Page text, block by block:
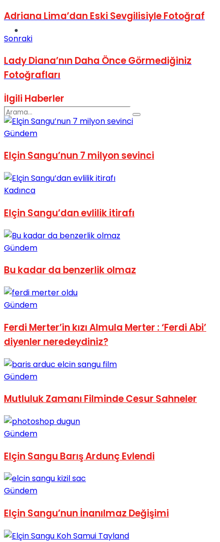
No Result
Adriana Lima’dan Eski Sevgilisiyle Fotoğraf
Sonraki
Lady Diana’nın Daha Önce Görmediğiniz
Fotoğrafları
İlgili Haberler
Gündem
Elçin Sangu’nun 7 milyon sevinci
Kadınca
Elçin Sangu’dan evlilik itirafı
Gündem
Bu kadar da benzerlik olmaz
Gündem
Ferdi Merter’in kızı Almula Merter : ‘Ferdi Abi’
diyenler neredeydiniz?
Gündem
Mutluluk Zamanı Filminde Cesur Sahneler
Gündem
Elçin Sangu Barış Ardunç Evlendi
Gündem
Elçin Sangu’nun İnanılmaz Değişimi